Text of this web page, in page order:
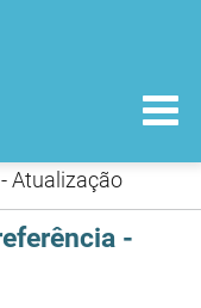
Atualização
-